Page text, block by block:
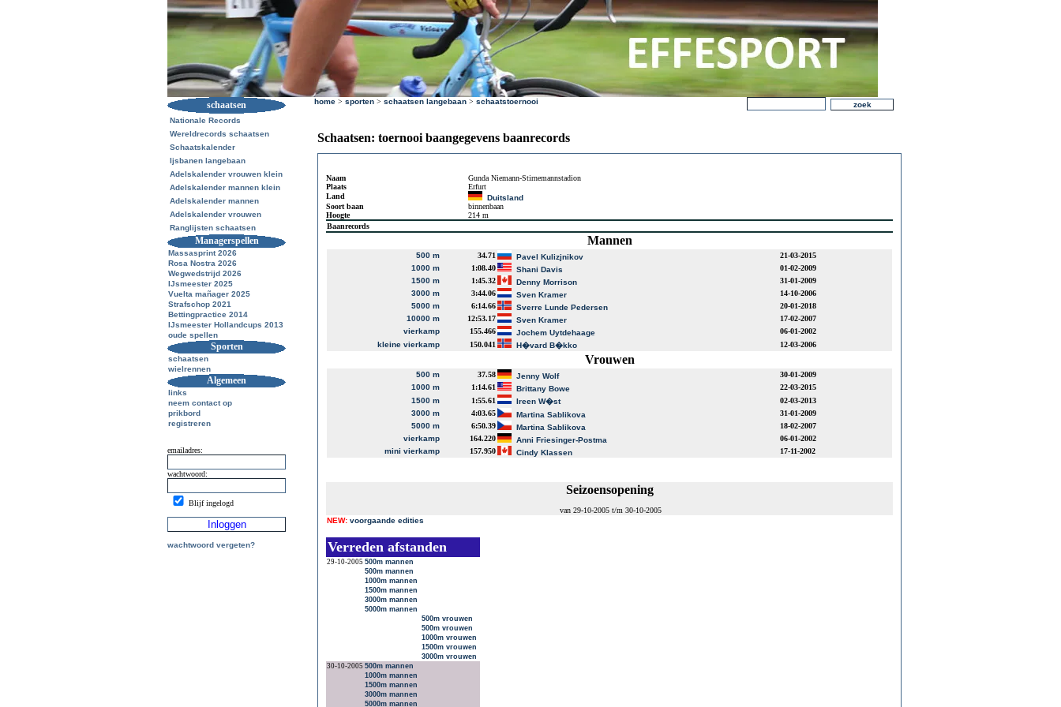
schaatsen
Nationale Records
Wereldrecords schaatsen
Schaatskalender
Ijsbanen langebaan
Adelskalender vrouwen klein
Adelskalender mannen klein
Adelskalender mannen
Adelskalender vrouwen
Ranglijsten schaatsen
Managerspellen
Massasprint 2026
Rosa Nostra 2026
Wegwedstrijd 2026
IJsmeester 2025
Vuelta mañager 2025
Strafschop 2021
Bettingpractice 2014
IJsmeester Hollandcups 2013
oude spellen
Sporten
schaatsen
wielrennen
Algemeen
links
neem contact op
prikbord
registreren
emailadres:
wachtwoord:
Blijf ingelogd
wachtwoord vergeten?
home > sporten > schaatsen langebaan > schaatstoernooi
Schaatsen: toernooi baangegevens baanrecords
Naam
Gunda Niemann-Stirnemannstadion
Plaats
Erfurt
Land
Duitsland
Soort baan
binnenbaan
Hoogte
214 m
Baanrecords
Mannen
500 m 34.71 Pavel Kulizjnikov
21-03-2015
1000 m
1:08.40 Shani Davis
01-02-2009
1500 m
1:45.32 Denny Morrison
31-01-2009
3000 m
3:44.06 Sven Kramer
14-10-2006
5000 m
6:14.66 Sverre Lunde Pedersen
20-01-2018
10000 m
12:53.17 Sven Kramer
17-02-2007
vierkamp
155.466 Jochem Uytdehaage
06-01-2002
kleine vierkamp
150.041 H�vard B�kko 12-03-2006
Vrouwen
500 m 37.58 Jenny Wolf
30-01-2009
1000 m
1:14.61 Brittany Bowe
22-03-2015
1500 m
1:55.61 Ireen W�st
02-03-2013
3000 m
4:03.65 Martina Sablikova
31-01-2009
5000 m
6:50.39 Martina Sablikova
18-02-2007
vierkamp
164.220 Anni Friesinger-Postma
06-01-2002
mini vierkamp
157.950 Cindy Klassen 17-11-2002
Seizoensopening
van 29-10-2005 t/m 30-10-2005
NEW: voorgaande edities
Verreden afstanden
29-10-2005 500m mannen
500m mannen
1000m mannen
1500m mannen
3000m mannen
5000m mannen
500m vrouwen
500m vrouwen
1000m vrouwen
1500m vrouwen
3000m vrouwen
30-10-2005 500m mannen
1000m mannen
1500m mannen
3000m mannen
5000m mannen